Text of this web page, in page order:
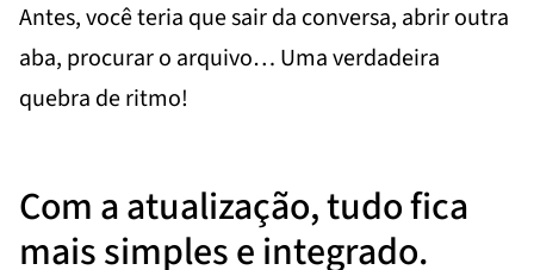
Antes, você teria que sair da conversa, abrir outra
aba, procurar o arquivo… Uma verdadeira
quebra de ritmo!
Com a atualização, tudo fica
mais simples e integrado.